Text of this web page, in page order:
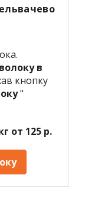
в
кнопку
"
от 125 р.